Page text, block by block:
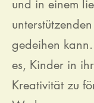
und in einem
gedeihen
es, Kinder in
Kreativität zu